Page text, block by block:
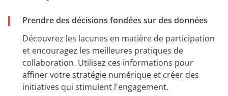
Prendre des décisions fondées sur des données
Découvrez les lacunes en matière de participation
et encouragez les meilleures pratiques de
collaboration. Utilisez ces informations pour
affiner votre stratégie numérique et créer des
initiatives qui stimulent l'engagement.